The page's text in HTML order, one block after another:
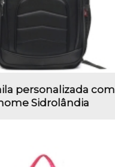
personalizada com
Sidrolândia